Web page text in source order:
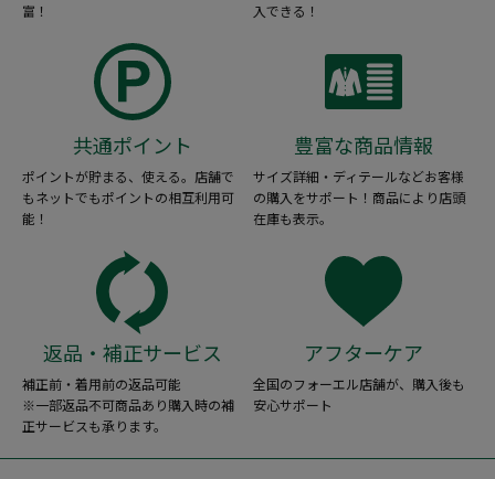
富！
入できる！
共通ポイント
ポイントが貯まる、使える。店舗で
もネットでもポイントの相互利用可
能！
豊富な商品情報
サイズ詳細・ディテールなどお客様
の購入をサポート！商品により店頭
在庫も表示。
返品・補正サービス
補正前・着用前の返品可能
※一部返品不可商品あり購入時の補
正サービスも承ります。
アフターケア
全国のフォーエル店舗が、購入後も
安心サポート